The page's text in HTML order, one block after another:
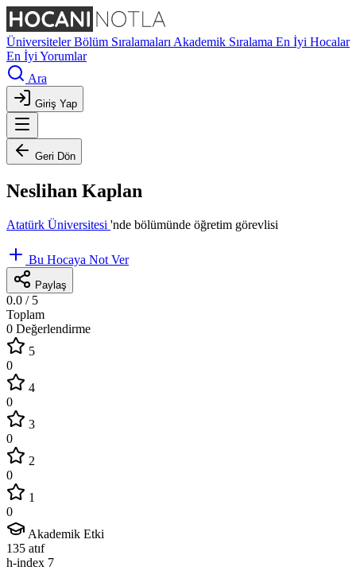
ÜniversitelerBölüm Sıralamaları Akademik Sıralama En İyi Hocalar
En İyi Yorumlar
Ara
Giriş Yap
Geri Dön
Neslihan Kaplan
Atatürk Üniversitesi 'nde bölümünde öğretim görevlisi
Bu Hocaya Not Ver
Paylaş
0.0 / 5
Toplam
0 Değerlendirme
5
0
4
0
3
0
2
0
1
0
Akademik Etki
135 atıf
h-index 7